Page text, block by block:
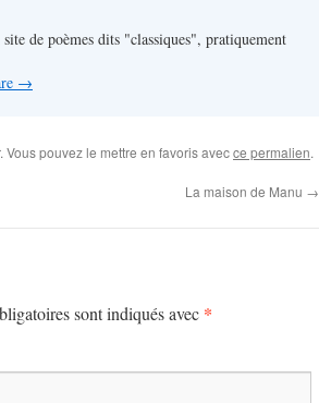
de poèmes dits "classiques", pratiquement
→
. Vous pouvez le mettre en favoris avecce permalien.
La maison de Manu →
sont indiqués avec *